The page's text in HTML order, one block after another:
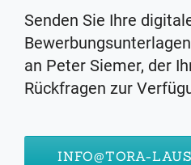
Senden Sie Ihre
an Peter Siemer, der
Rückfragen zur
INFO@TORA-